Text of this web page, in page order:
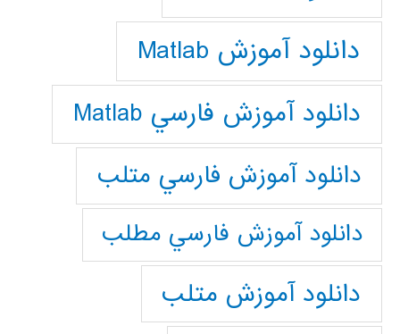
دانلود آموزش Matlab
دانلود آموزش فارسي Matlab
دانلود آموزش فارسي متلب
دانلود آموزش فارسي مطلب
دانلود آموزش متلب